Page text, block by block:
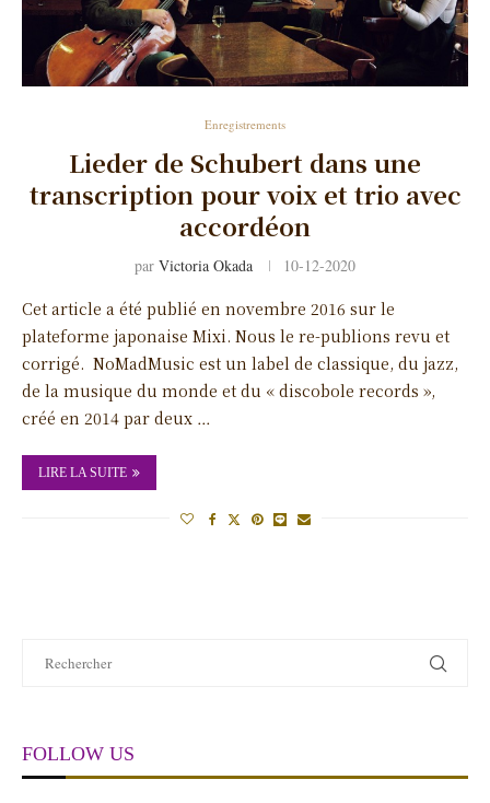
Enregistrements
Lieder de Schubert dans une
transcription pour voix et trio avec
accordéon
par Victoria Okada 10-12-2020
Cet article a été publié en novembre 2016 sur le
plateforme japonaise Mixi. Nous le re-publions revu et
corrigé. NoMadMusic est un label de classique, du jazz,
de la musique du monde et du « discobole records »,
créé en 2014 par deux …
LIRE LA SUITE
FOLLOW US